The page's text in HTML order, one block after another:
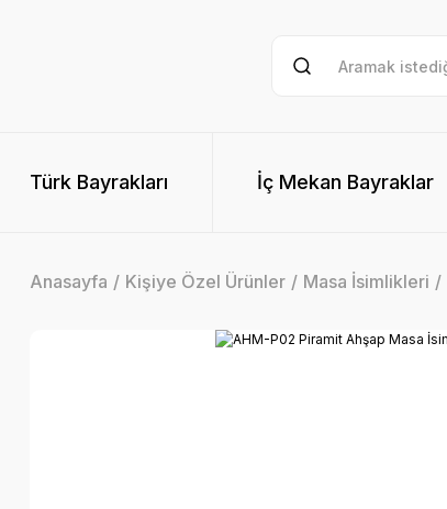
Türk Bayrakları İç Mekan Bayraklar
Anasayfa Kişiye Özel Ürünler Masa İsimlikleri